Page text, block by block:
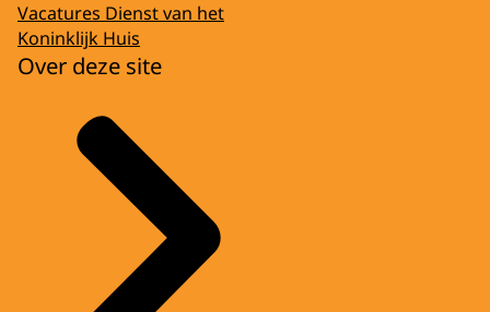
Vacatures Dienst van het
Koninklijk Huis
Over deze site